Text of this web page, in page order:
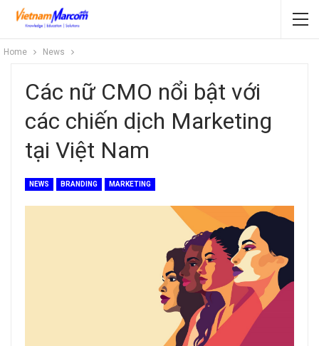
Home News
Các nữ CMO nổi bật với
các chiến dịch Marketing
tại Việt Nam
NEWS BRANDING MARKETING